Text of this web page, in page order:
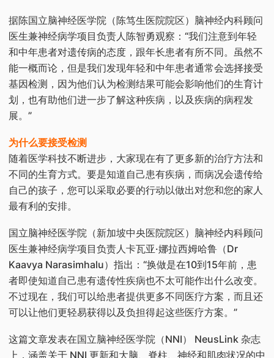
据陈国立脑神经医学院（陈笃生医院院区）脑神经内科顾问
医生兼神经病学项目负责人陈智勇观察：“我们注意到年轻
和中年患者对遗传病的态度，跟年长患者有所不同。虽然不
能一概而论，但是我们发现年轻和中年患者通常会选择接受
基因检测，因为他们认为检测结果可能会影响他们的生育计
划，也有助他们进一步了解这种疾病，以及疾病的病程发
展。”
为什么要接受检测
随着医学科技不断进步，大家现在有了更多新的治疗方法和
不同的生育方式。要是知道自己患有疾病，而病况会遗传给
自己的孩子，您可以采取必要的行动以做出对您和您的家人
最有利的安排。
国立脑神经医学院（新加坡中央医院院区）脑神经内科顾问
医生兼神经病学项目负责人卡瓦亚·娜拉西姆哈鲁（Dr
Kaavya Narasimhalu）指出：“换做是在10到15年前，患
者即使知道自己患有遗传性疾病也不太可能作出什么改变。
不过现在，我们可以给患者提供更多不同医疗方案，而且还
可以让他们更轻易获得以及负担得起这些医疗方案。”
这篇文章发表在国立脑神经医学院（NNI） NeusLink 杂志
上，涵盖关于 NNI 更新和大脑、脊柱、神经和肌肉状况的中